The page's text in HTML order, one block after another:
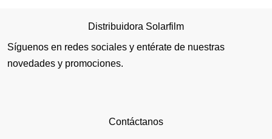
Distribuidora Solarfilm
Síguenos en redes sociales y entérate de nuestras
novedades y promociones.
Contáctanos